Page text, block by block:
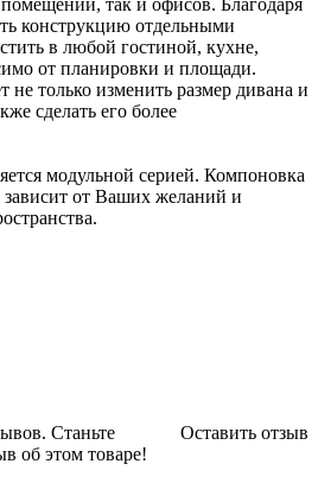
так и офисов. Благодаря
конструкцию отдельными
в любой гостиной, кухне,
от планировки и площади.
не только изменить размер дивана и
сделать его более
модульной серией. Компоновка
зависит от Ваших желаний и
Оставить отзыв
Станьте
об этом товаре!